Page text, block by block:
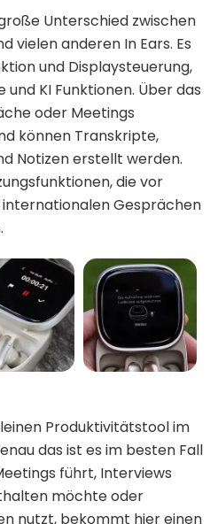
Unterschied zwischen
vielen anderen In Ears. Es
und Displaysteuerung,
KI Funktionen. Über das
oder Meetings
können Transkripte,
Notizen erstellt werden.
die vor
internationalen Gesprächen
Produktivitätstool im
das ist es im besten Fall
führt, Interviews
möchte oder
nutzt, bekommt hier einen